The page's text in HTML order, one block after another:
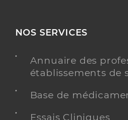
NOS SERVICES
Annuaire des
établissements de
Base de
Essais Cliniques